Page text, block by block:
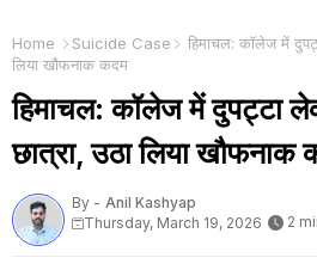
Home Suicide Case
हिमाचल: कॉलेज में
लिया खौफनाक कदम
हिमाचल: कॉलेज में दुपट्टा
छात्रा, उठा लिया खौफनाक
By - Anil Kashyap
Thursday, March 19, 2026
2